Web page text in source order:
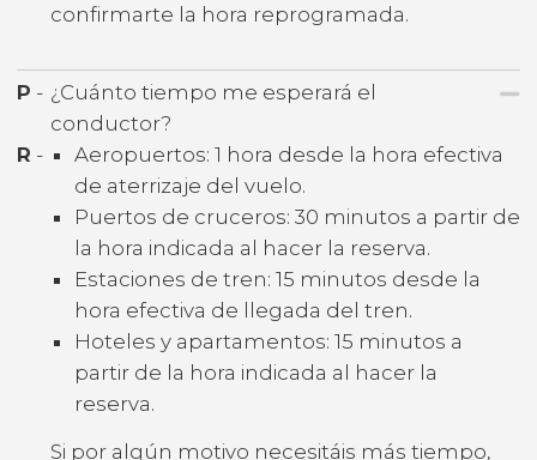
confirmarte la hora reprogramada.
P - ¿Cuánto tiempo me esperará el
conductor?
R -
Aeropuertos: 1 hora desde la hora efectiva
de aterrizaje del vuelo.
Puertos de cruceros: 30 minutos a partir de
la hora indicada al hacer la reserva.
Estaciones de tren: 15 minutos desde la
hora efectiva de llegada del tren.
Hoteles y apartamentos: 15 minutos a
partir de la hora indicada al hacer la
reserva.
Si por algún motivo necesitáis más tiempo,